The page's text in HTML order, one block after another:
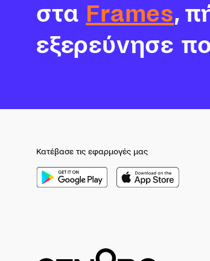
στα Frames,
εξερεύνησε
Κατέβασε τις εφαρμογές μας